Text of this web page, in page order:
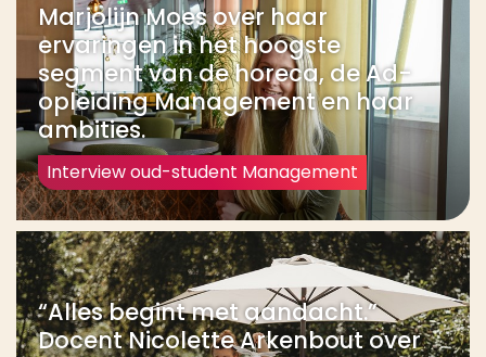
Marjolijn Moes over haar
ervaringen in het hoogste
segment van de horeca, de Ad-
opleiding Management en haar
ambities.
Interview oud-student Management
“Alles begint met aandacht.”
Docent Nicolette Arkenbout over